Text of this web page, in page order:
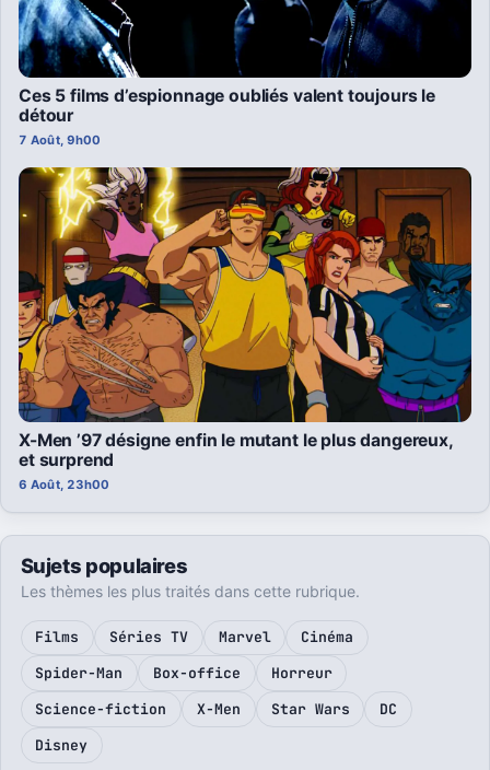
Ces 5 films d’espionnage oubliés valent toujours le
détour
7 Août, 9h00
X-Men ’97 désigne enfin le mutant le plus dangereux,
et surprend
6 Août, 23h00
Sujets populaires
Les thèmes les plus traités dans cette rubrique.
Films Séries TV Marvel
Cinéma
Spider-Man
Box-office
Horreur
Science-fiction
X-Men Star Wars
DC
Disney